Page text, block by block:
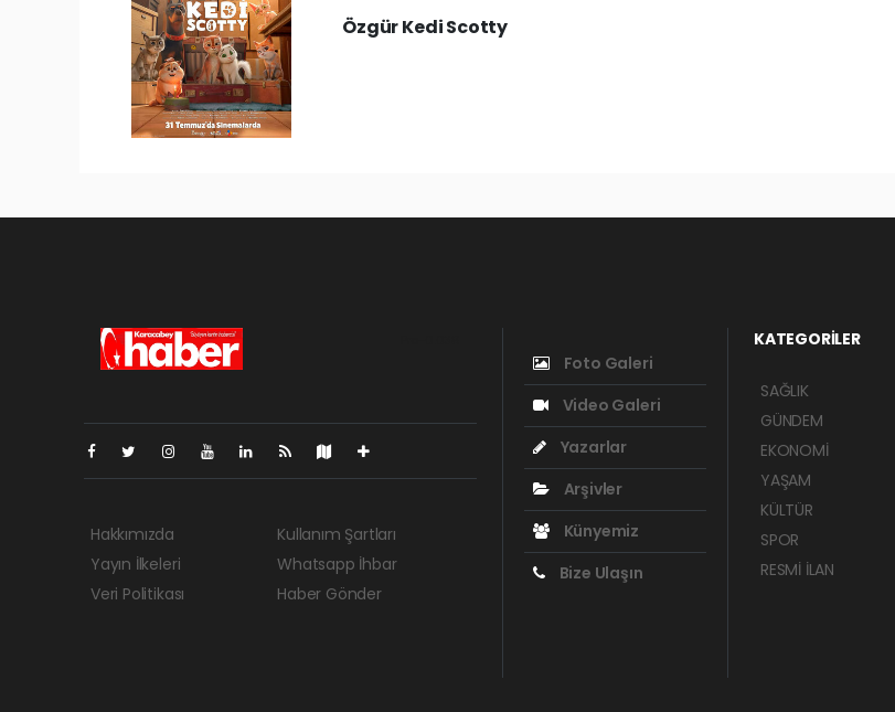
Özgür Kedi Scotty
Hakkımızda
Yayın İlkeleri
Veri Politikası
Kullanım Şartları
Whatsapp İhbar
Haber Gönder
Foto Galeri
Video Galeri
Yazarlar
Arşivler
Künyemiz
Bize Ulaşın
KATEGORİLER
SAĞLIK
GÜNDEM
EKONOMİ
YAŞAM
KÜLTÜR
SPOR
RESMİ İLAN